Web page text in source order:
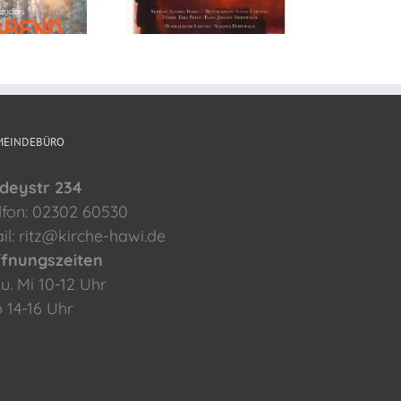
23.11.2025
234
02302 60530
ritz@kirche-hawi.de
Mi 10-12 Uhr
14-16 Uhr